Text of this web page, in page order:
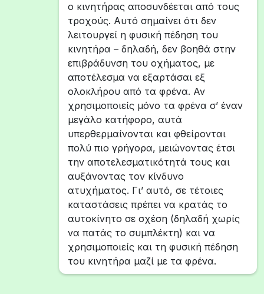
ο κινητήρας αποσυνδέεται από τους
τροχούς. Αυτό σημαίνει ότι δεν
λειτουργεί η φυσική πέδηση του
κινητήρα – δηλαδή, δεν βοηθά στην
επιβράδυνση του οχήματος, με
αποτέλεσμα να εξαρτάσαι εξ
ολοκλήρου από τα φρένα. Αν
χρησιμοποιείς μόνο τα φρένα σ’ έναν
μεγάλο κατήφορο, αυτά
υπερθερμαίνονται και φθείρονται
πολύ πιο γρήγορα, μειώνοντας έτσι
την αποτελεσματικότητά τους και
αυξάνοντας τον κίνδυνο
ατυχήματος. Γι’ αυτό, σε τέτοιες
καταστάσεις πρέπει να κρατάς το
αυτοκίνητο σε σχέση (δηλαδή χωρίς
να πατάς το συμπλέκτη) και να
χρησιμοποιείς και τη φυσική πέδηση
του κινητήρα μαζί με τα φρένα.